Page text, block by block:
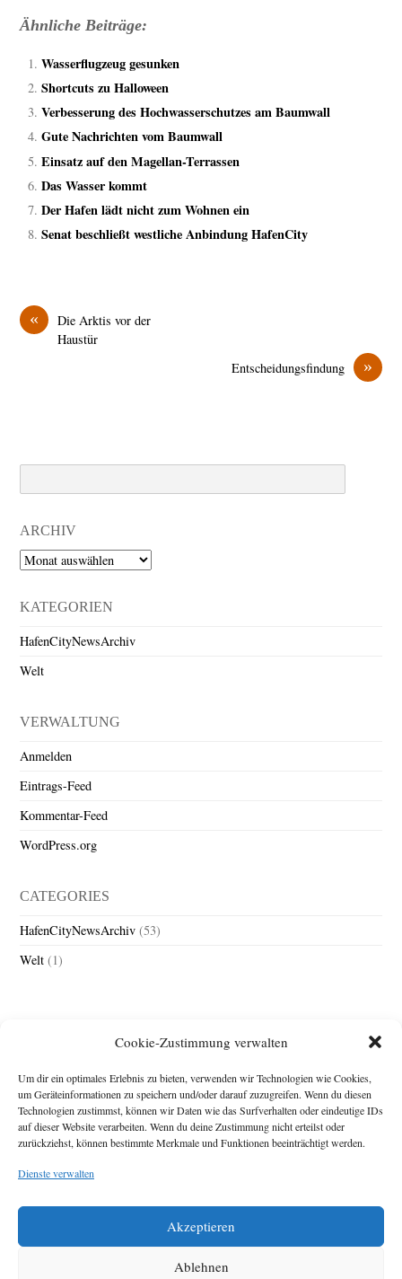
Cookie-Zustimmung verwalten
Um dir ein optimales Erlebnis zu bieten, verwenden wir Technologien wie Cookies,
um Geräteinformationen zu speichern und/oder darauf zuzugreifen. Wenn du diesen
Technologien zustimmst, können wir Daten wie das Surfverhalten oder eindeutige IDs
auf dieser Website verarbeiten. Wenn du deine Zustimmung nicht erteilst oder
zurückziehst, können bestimmte Merkmale und Funktionen beeinträchtigt werden.
Dienste verwalten
Akzeptieren
Ablehnen
Ähnliche Beiträge:
Wasserflugzeug gesunken
Shortcuts zu Halloween
Verbesserung des Hochwasserschutzes am Baumwall
Gute Nachrichten vom Baumwall
Einsatz auf den Magellan-Terrassen
Das Wasser kommt
Der Hafen lädt nicht zum Wohnen ein
Senat beschließt westliche Anbindung HafenCity
«
Die Arktis vor der
Haustür
»
Entscheidungsfindung
ARCHIV
Archiv
KATEGORIEN
HafenCityNewsArchiv
Welt
VERWALTUNG
Anmelden
Eintrags-Feed
Kommentar-Feed
WordPress.org
CATEGORIES
HafenCityNewsArchiv (53)
Welt (1)
Impressum
Michael Baden,
Diese Webseite stellt
zehn Jahre der